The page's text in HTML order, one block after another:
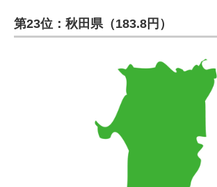
第23位：秋田県（183.8円）